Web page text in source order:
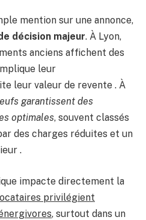
mention sur une annonce,
décision majeur. À Lyon,
anciens affichent des
leur
leur valeur de revente . À
garantissent des
optimales, souvent classés
des charges réduites et un
.
impacte directement la
privilégient
, surtout dans un